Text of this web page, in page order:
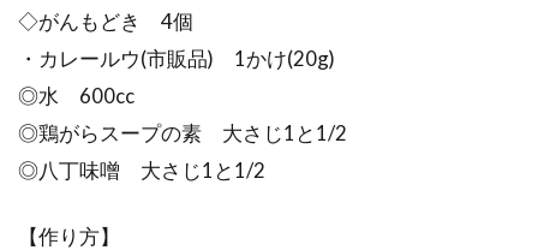
◇がんもどき 4個
・カレールウ(市販品) 1かけ(20g)
◎水 600cc
◎鶏がらスープの素 大さじ1と1/2
◎八丁味噌 大さじ1と1/2
【作り方】